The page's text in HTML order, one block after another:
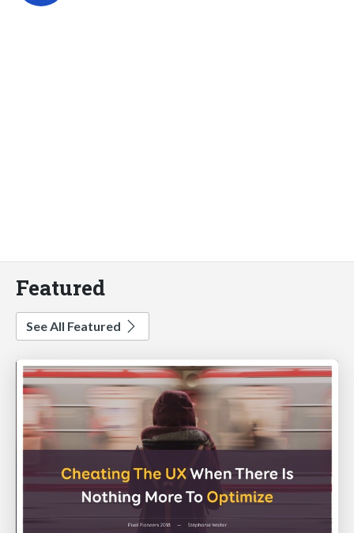
Featured
See All Featured